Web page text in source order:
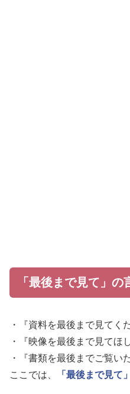
「最後まで見て」の
・『資料を最後まで見てく
・『映像を最後まで見てほ
・『書類を最後までご覧い
ここでは、
「最後まで見て」